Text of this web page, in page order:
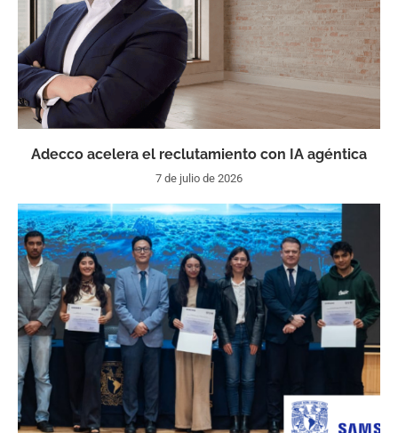
Adecco acelera el reclutamiento con IA agéntica
7 de julio de 2026